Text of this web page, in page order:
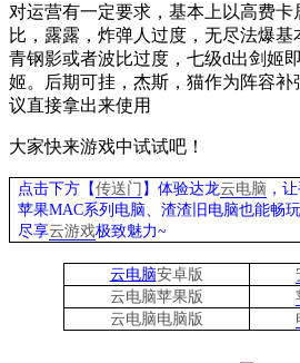
对运营有一定要求，基本上以高费
比，露露，炸弹人过度，无尽法爆
青钢影或者波比过度，七级d出剑姬
姬。后期可挂，杰斯，猫作为阵容
议直接拿出来使用
大家快来游戏中试试吧！
点击下方【传送门 】体验达龙云电脑 ，
苹果MAC系列电脑、渣渣旧电脑也能畅
尽享云游戏极致魅力~
云电脑安卓版
云电脑苹果版
云电脑电脑 版